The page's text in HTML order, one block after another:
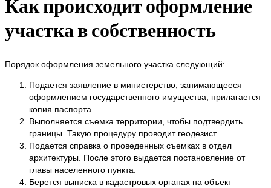
Как происходит оформление
участка в собственность
Порядок оформления земельного участка следующий:
Подается заявление в министерство, занимающееся
оформлением государственного имущества, прилагается
копия паспорта.
Выполняется съемка территории, чтобы подтвердить
границы. Такую процедуру проводит геодезист.
Подается справка о проведенных съемках в отдел
архитектуры. После этого выдается постановление от
главы населенного пункта.
Берется выписка в кадастровых органах на объект